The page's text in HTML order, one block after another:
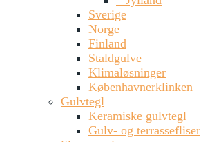
Sverige
Norge
Finland
Staldgulve
Klimaløsninger
Københavnerklinken
Gulvtegl
Keramiske gulvtegl
Gulv- og terrassefliser